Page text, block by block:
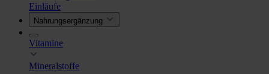
Einläufe
Nahrungsergänzung
Vitamine
Mineralstoffe